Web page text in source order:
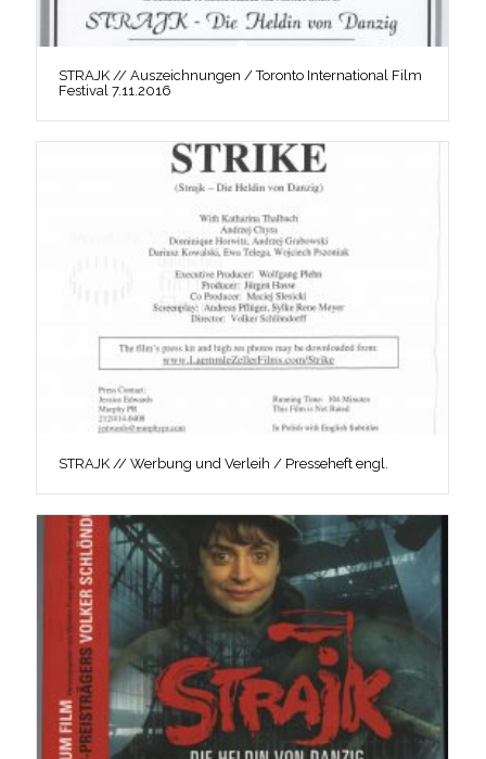
STRAJK // Auszeichnungen / Toronto International Film
Festival 7.11.2016
STRAJK // Werbung und Verleih / Presseheft engl.